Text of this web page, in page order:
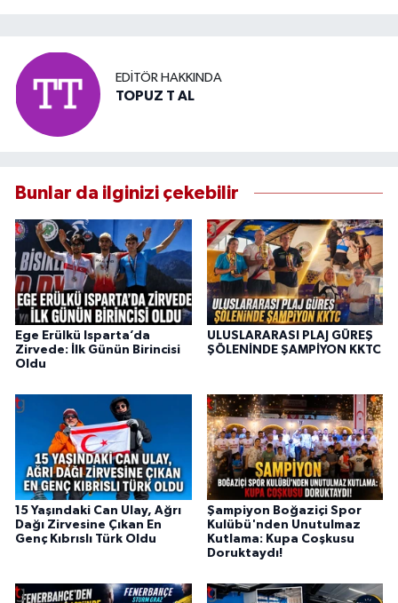
EDITÖR HAKKINDA
TOPUZ T AL
Bunlar da ilginizi çekebilir
Ege Erülkü Isparta’da
Zirvede: İlk Günün Birincisi
Oldu
ULUSLARARASI PLAJ GÜREŞ
ŞÖLENİNDE ŞAMPİYON KKTC
15 Yaşındaki Can Ulay, Ağrı
Dağı Zirvesine Çıkan En
Genç Kıbrıslı Türk Oldu
Şampiyon Boğaziçi Spor
Kulübü'nden Unutulmaz
Kutlama: Kupa Coşkusu
Doruktaydı!